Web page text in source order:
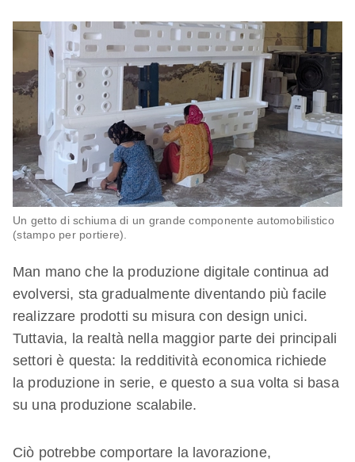
Un getto di schiuma di un grande componente automobilistico
(stampo per portiere).
Man mano che la produzione digitale continua ad
evolversi, sta gradualmente diventando più facile
realizzare prodotti su misura con design unici.
Tuttavia, la realtà nella maggior parte dei principali
settori è questa: la redditività economica richiede
la produzione in serie, e questo a sua volta si basa
su una produzione scalabile.
Ciò potrebbe comportare la lavorazione,